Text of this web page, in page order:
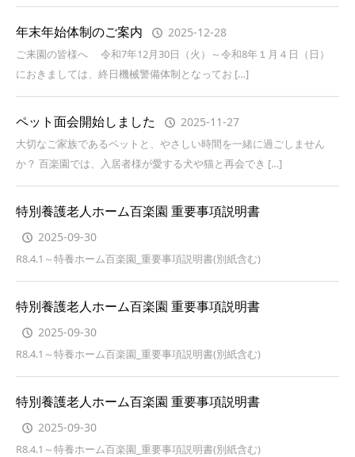
年末年始体制のご案内 2025-12-28
ご来園の皆様へ 令和7年12月30日（火）～令和8年１月４日（日）
におきましては、終日機械警備体制となってお […]
ペット面会開始しました 2025-11-27
大切なご家族であるペットと、やさしい時間を一緒に過ごしません
か？ 百楽園では、入居者様が愛する犬や猫と再会でき […]
特別養護老人ホーム百楽園 重要事項説明書
2025-09-30
R8.4.1～特養ホーム百楽園_重要事項説明書(別紙含む)
特別養護老人ホーム百楽園 重要事項説明書
2025-09-30
R8.4.1～特養ホーム百楽園_重要事項説明書(別紙含む)
特別養護老人ホーム百楽園 重要事項説明書
2025-09-30
R8.4.1～特養ホーム百楽園_重要事項説明書(別紙含む)